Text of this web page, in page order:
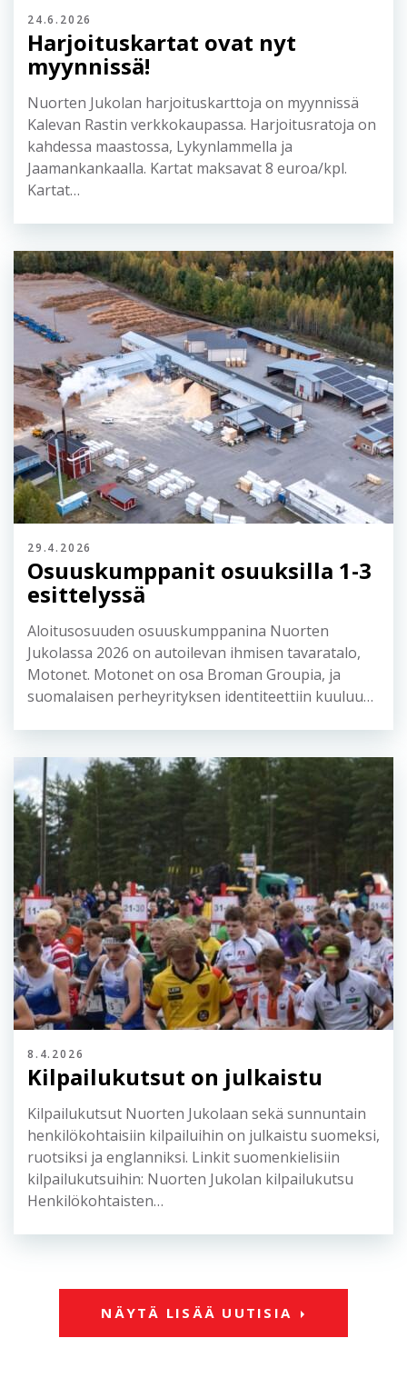
24.6.2026
Harjoituskartat ovat nyt
myynnissä!
Nuorten Jukolan harjoituskarttoja on myynnissä
Kalevan Rastin verkkokaupassa. Harjoitusratoja on
kahdessa maastossa, Lykynlammella ja
Jaamankankaalla. Kartat maksavat 8 euroa/kpl.
Kartat…
29.4.2026
Osuuskumppanit osuuksilla 1-3
esittelyssä
Aloitusosuuden osuuskumppanina Nuorten
Jukolassa 2026 on autoilevan ihmisen tavaratalo,
Motonet. Motonet on osa Broman Groupia, ja
suomalaisen perheyrityksen identiteettiin kuuluu…
8.4.2026
Kilpailukutsut on julkaistu
Kilpailukutsut Nuorten Jukolaan sekä sunnuntain
henkilökohtaisiin kilpailuihin on julkaistu suomeksi,
ruotsiksi ja englanniksi. Linkit suomenkielisiin
kilpailukutsuihin: Nuorten Jukolan kilpailukutsu
Henkilökohtaisten…
NÄYTÄ LISÄÄ UUTISIA